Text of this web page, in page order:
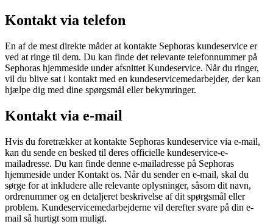
Kontakt via telefon
En af de mest direkte måder at kontakte Sephoras kundeservice er
ved at ringe til dem. Du kan finde det relevante telefonnummer på
Sephoras hjemmeside under afsnittet Kundeservice. Når du ringer,
vil du blive sat i kontakt med en kundeservicemedarbejder, der kan
hjælpe dig med dine spørgsmål eller bekymringer.
Kontakt via e-mail
Hvis du foretrækker at kontakte Sephoras kundeservice via e-mail,
kan du sende en besked til deres officielle kundeservice-e-
mailadresse. Du kan finde denne e-mailadresse på Sephoras
hjemmeside under Kontakt os. Når du sender en e-mail, skal du
sørge for at inkludere alle relevante oplysninger, såsom dit navn,
ordrenummer og en detaljeret beskrivelse af dit spørgsmål eller
problem. Kundeservicemedarbejderne vil derefter svare på din e-
mail så hurtigt som muligt.